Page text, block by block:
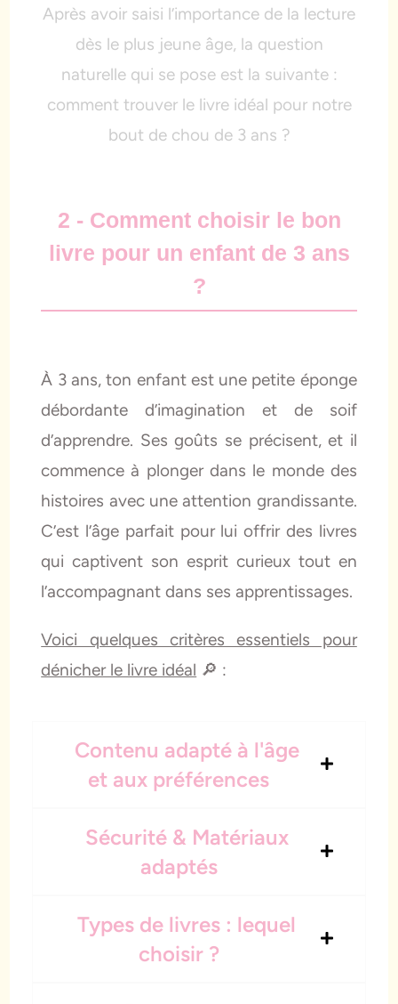
Après avoir saisi l’importance de la lecture
dès le plus jeune âge, la question
naturelle qui se pose est la suivante :
comment trouver le livre idéal pour notre
bout de chou de 3 ans ?
2 - Comment choisir le bon
livre pour un enfant de 3 ans
?
À 3 ans, ton enfant est une petite éponge
débordante d’imagination et de soif
d’apprendre. Ses goûts se précisent, et il
commence à plonger dans le monde des
histoires avec une attention grandissante.
C’est l’âge parfait pour lui offrir des livres
qui captivent son esprit curieux tout en
l’accompagnant dans ses apprentissages.
Voici quelques critères essentiels pour
dénicher le livre idéal 🔎 :
Contenu adapté à l'âge
et aux préférences
Sécurité & Matériaux
adaptés
Types de livres : lequel
choisir ?